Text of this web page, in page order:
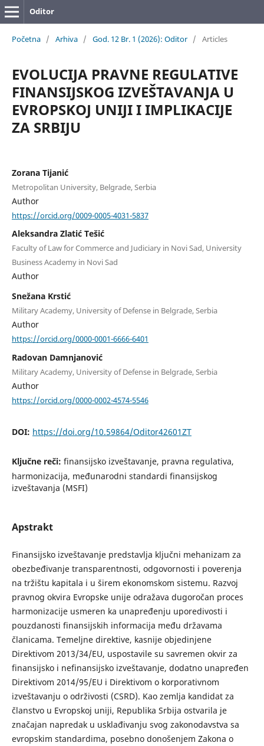
Oditor
Početna / Arhiva / God. 12 Br. 1 (2026): Oditor / Articles
EVOLUCIJA PRAVNE REGULATIVE
FINANSIJSKOG IZVEŠTAVANJA U
EVROPSKOJ UNIJI I IMPLIKACIJE
ZA SRBIJU
Zorana Tijanić
Metropolitan University, Belgrade, Serbia
Author
https://orcid.org/0009-0005-4031-5837
Aleksandra Zlatić Tešić
Faculty of Law for Commerce and Judiciary in Novi Sad, University
Business Academy in Novi Sad
Author
Snežana Krstić
Military Academy, University of Defense in Belgrade, Serbia
Author
https://orcid.org/0000-0001-6666-6401
Radovan Damnjanović
Military Academy, University of Defense in Belgrade, Serbia
Author
https://orcid.org/0000-0002-4574-5546
DOI: https://doi.org/10.59864/Oditor42601ZT
Ključne reči: finansijsko izveštavanje, pravna regulativa,
harmonizacija, međunarodni standardi finansijskog
izveštavanja (MSFI)
Apstrakt
Finansijsko izveštavanje predstavlja ključni mehanizam za
obezbeđivanje transparentnosti, odgovornosti i poverenja
na tržištu kapitala i u širem ekonomskom sistemu. Razvoj
pravnog okvira Evropske unije odražava dugoročan proces
harmonizacije usmeren ka unapređenju uporedivosti i
pouzdanosti finansijskih informacija među državama
članicama. Temeljne direktive, kasnije objedinjene
Direktivom 2013/34/EU, uspostavile su savremen okvir za
finansijsko i nefinansijsko izveštavanje, dodatno unapređen
Direktivom 2014/95/EU i Direktivom o korporativnom
izveštavanju o održivosti (CSRD). Kao zemlja kandidat za
članstvo u Evropskoj uniji, Republika Srbija ostvarila je
značajan napredak u usklađivanju svog zakonodavstva sa
evropskim standardima, posebno donošenjem Zakona o